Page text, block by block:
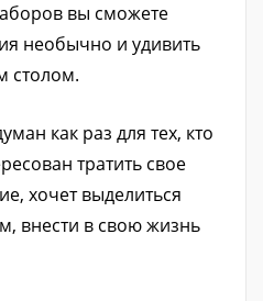
вы сможете
необычно и удивить
столом.
как раз для тех, кто
тратить свое
хочет выделиться
внести в свою жизнь